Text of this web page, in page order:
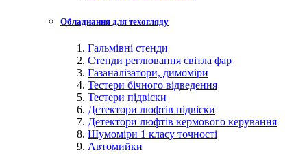
Обладнання для техогляду
Гальмівні стенди
Стенди реглювання світла фар
Газаналізатори, димоміри
Тестери бічного відведення
Тестери підвіски
Детектори люфтів підвіски
Детектори люфтів кермового керування
Шумоміри 1 класу точності
Автомийки